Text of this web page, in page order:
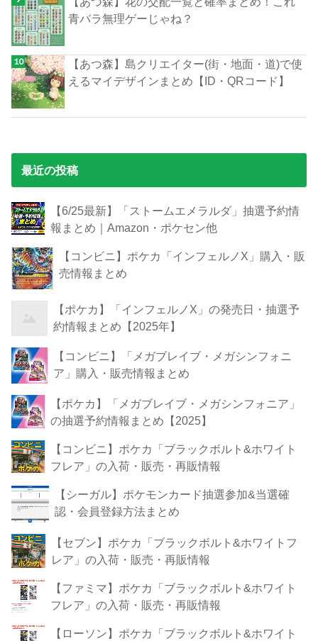
青バラ無理ゲーじゃね？
【あつ森】島クリエイター(街・地面・道)で使
えるマイデザインまとめ【ID・QRコード】
最近の投稿
【6/25最新】「ストームエメラルダ」抽選予約情
報まとめ｜Amazon・ポケセン他
【コンビニ】ポケカ「インフェルノX」購入・販
売情報まとめ
【ポケカ】「インフェルノX」の発売日・抽選予
約情報まとめ【2025年】
【コンビニ】「メガブレイブ・メガシンフォニ
ア」購入・販売情報まとめ
【ポケカ】「メガブレイブ・メガシンフォニア」
の抽選予約情報まとめ【2025】
【コンビニ】ポケカ「ブラックボルト&ホワイト
フレア」の入荷・販売・再販情報
【シーガル】ポケモンカード抽選参加&当選確
認・会員登録方法まとめ
【セブン】ポケカ「ブラックボルト&ホワイトフ
レア」の入荷・販売・再販情報
【ファミマ】ポケカ「ブラックボルト&ホワイト
フレア」の入荷・販売・再販情報
【ローソン】ポケカ「ブラックボルト&ホワイト